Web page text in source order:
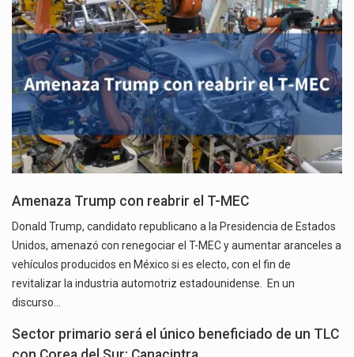
Amenaza Trump con reabrir el T-MEC
Donald Trump, candidato republicano a la Presidencia de Estados
Unidos, amenazó con renegociar el T-MEC y aumentar aranceles a
vehículos producidos en México si es electo, con el fin de
revitalizar la industria automotriz estadounidense. En un
discurso…
Sector primario será el único beneficiado de un TLC